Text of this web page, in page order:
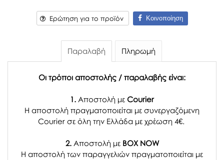
Ερώτηση για το προϊόν Κοινοποίηση
Παραλαβή Πληρωμή
Οι τρόποι αποστολής / παραλαβής είναι:
1. Αποστολή με Courier
Η αποστολή πραγματοποιείται με συνεργαζόμενη
Courier σε όλη την Ελλάδα με χρέωση 4€.
2. Αποστολή μεBOX NOW
Η αποστολή των παραγγελιών πραγματοποιείται με